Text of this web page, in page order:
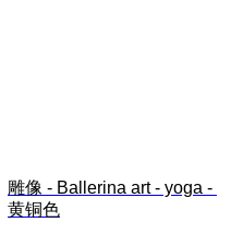
雕像 - Ballerina art - yoga -
黄铜色